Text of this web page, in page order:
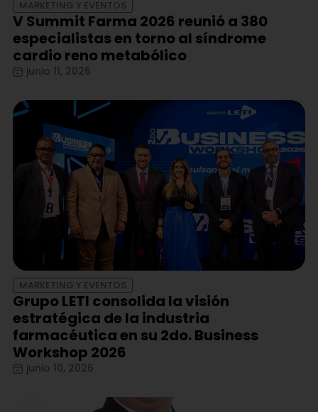
MARKETING Y EVENTOS
V Summit Farma 2026 reunió a 380
especialistas en torno al síndrome
cardio reno metabólico
junio 11, 2026
MARKETING Y EVENTOS
Grupo LETI consolida la visión
estratégica de la industria
farmacéutica en su 2do. Business
Workshop 2026
junio 10, 2026